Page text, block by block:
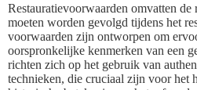
Restauratievoorwaarden omvatten
moeten worden gevolgd tijdens het
voorwaarden zijn ontworpen om
oorspronkelijke kenmerken van een
richten zich op het gebruik van
technieken, die cruciaal zijn voor het